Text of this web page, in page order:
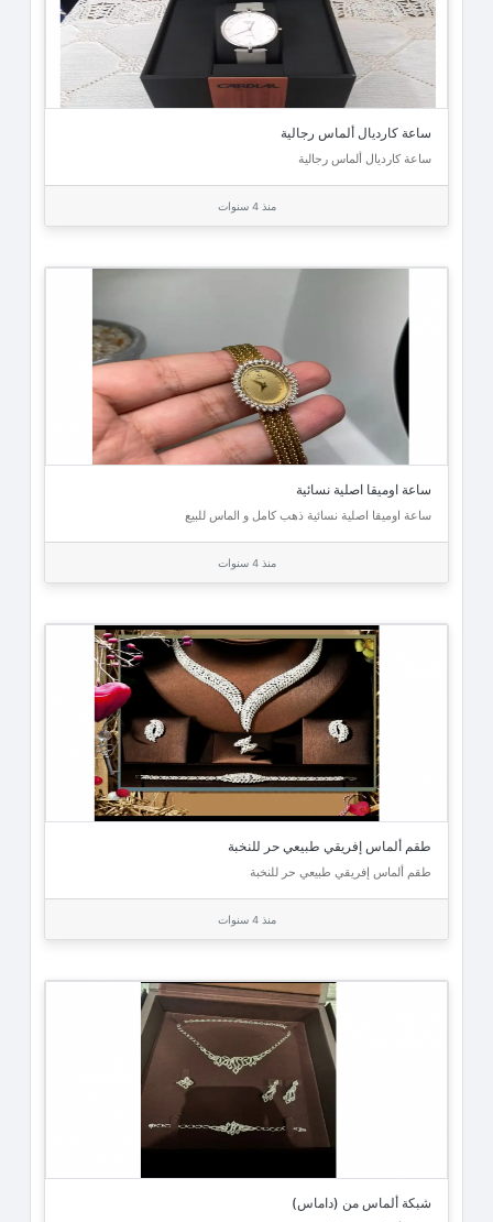
ساعة كارديال ألماس رجالية
ساعة كارديال ألماس رجالية
منذ 4 سنوات
ساعة اوميقا اصلية نسائية
ساعة اوميقا اصلية نسائية ذهب كامل و الماس للبيع
منذ 4 سنوات
طقم ألماس إفريقي طبيعي حر للنخبة
طقم ألماس إفريقي طبيعي حر للنخبة
منذ 4 سنوات
شبكة ألماس من (داماس)